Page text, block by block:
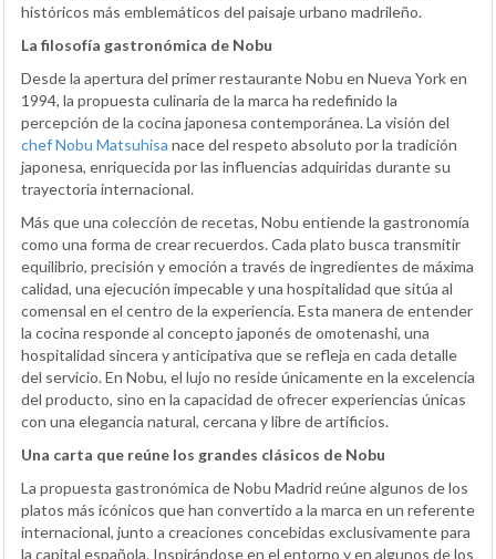
históricos más emblemáticos del paisaje urbano madrileño.
La filosofía gastronómica de Nobu
Desde la apertura del primer restaurante Nobu en Nueva York en
1994, la propuesta culinaria de la marca ha redefinido la
percepción de la cocina japonesa contemporánea. La visión del
chef Nobu Matsuhisa nace del respeto absoluto por la tradición
japonesa, enriquecida por las influencias adquiridas durante su
trayectoria internacional.
Más que una colección de recetas, Nobu entiende la gastronomía
como una forma de crear recuerdos. Cada plato busca transmitir
equilibrio, precisión y emoción a través de ingredientes de máxima
calidad, una ejecución impecable y una hospitalidad que sitúa al
comensal en el centro de la experiencia. Esta manera de entender
la cocina responde al concepto japonés de omotenashi, una
hospitalidad sincera y anticipativa que se refleja en cada detalle
del servicio. En Nobu, el lujo no reside únicamente en la excelencia
del producto, sino en la capacidad de ofrecer experiencias únicas
con una elegancia natural, cercana y libre de artificios.
Una carta que reúne los grandes clásicos de Nobu
La propuesta gastronómica de Nobu Madrid reúne algunos de los
platos más icónicos que han convertido a la marca en un referente
internacional, junto a creaciones concebidas exclusivamente para
la capital española. Inspirándose en el entorno y en algunos de los